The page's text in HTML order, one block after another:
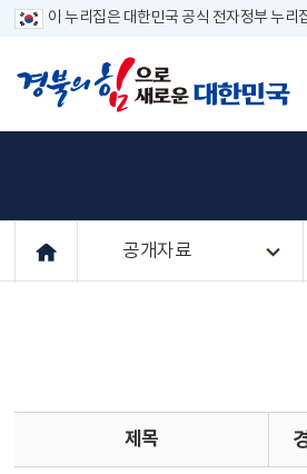
이 누리집은 대한민국 공식 전자정부 누리
공개자료
제목